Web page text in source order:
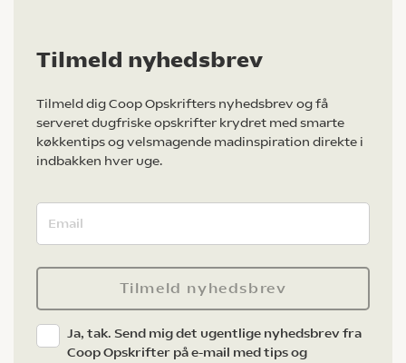
Tilmeld nyhedsbrev
Tilmeld dig Coop Opskrifters nyhedsbrev og få
serveret dugfriske opskrifter krydret med smarte
køkkentips og velsmagende madinspiration direkte i
indbakken hver uge.
Tilmeld nyhedsbrev
Ja, tak. Send mig det ugentlige nyhedsbrev fra
Coop Opskrifter på e-mail med tips og